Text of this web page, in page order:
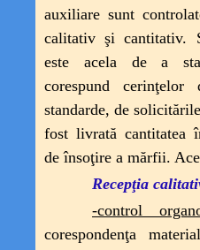
auxiliare sunt
calitativ şi cantitativ.
este acela de a
corespund
standarde, de
fost livrată cantitatea
de însoţire a mărfii.
Recepţia
-control
corespondenţa